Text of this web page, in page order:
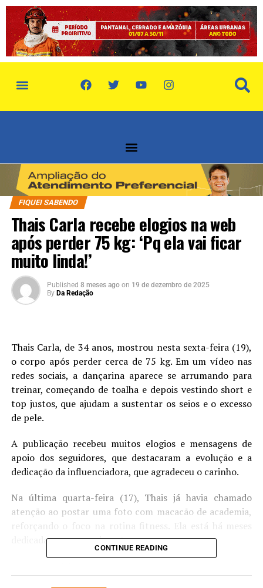
FIQUEI SABENDO
Thais Carla recebe elogios na web
após perder 75 kg: ‘Pq ela vai ficar
muito linda!’
Published 8 meses ago on 19 de dezembro de 2025
By Da Redação
Thais Carla, de 34 anos, mostrou nesta sexta-feira (19),
o corpo após perder cerca de 75 kg. Em um vídeo nas
redes sociais, a dançarina aparece se arrumando para
treinar, começando de toalha e depois vestindo short e
top justos, que ajudam a sustentar os seios e o excesso
de pele.
A publicação recebeu muitos elogios e mensagens de
apoio dos seguidores, que destacaram a evolução e a
dedicação da influenciadora, que agradeceu o carinho.
Na última quarta-feira (17), Thais já havia chamado
atenção ao postar uma foto com macacão de academia,
reforçando o foco na rotina fitness. Ela está há meses
dedicada ao emagrecimento.
CONTINUE READING